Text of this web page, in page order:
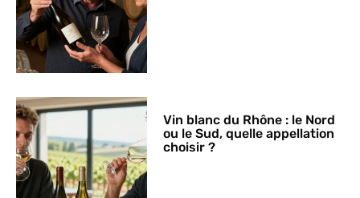
Vin blanc du Rhône : le Nord
ou le Sud, quelle appellation
choisir ?